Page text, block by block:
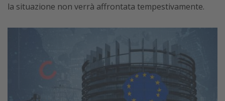
la situazione non verrà affrontata tempestivamente.